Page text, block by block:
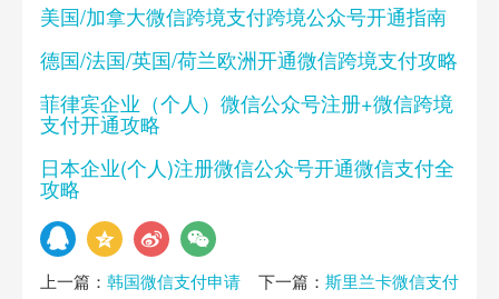
美国/加拿大微信跨境支付跨境公众号开通指南
德国/法国/英国/荷兰欧洲开通微信跨境支付攻略
菲律宾企业（个人）微信公众号注册+微信跨境
支付开通攻略
日本企业(个人)注册微信公众号开通微信支付全
攻略
上一篇：韩国微信支付申请
下一篇： 斯里兰卡微信支付